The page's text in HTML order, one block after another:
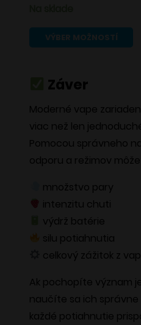
VÝBER MOŽNOSTÍ
Záver
Moderné vape
viac než len
Pomocou správneho
odporu a režimov
množstvo pary
intenzitu chuti
výdrž batérie
silu potiahnutia
celkový zážitok z
Ak pochopíte význam
naučíte sa ich
každé potiahnutie